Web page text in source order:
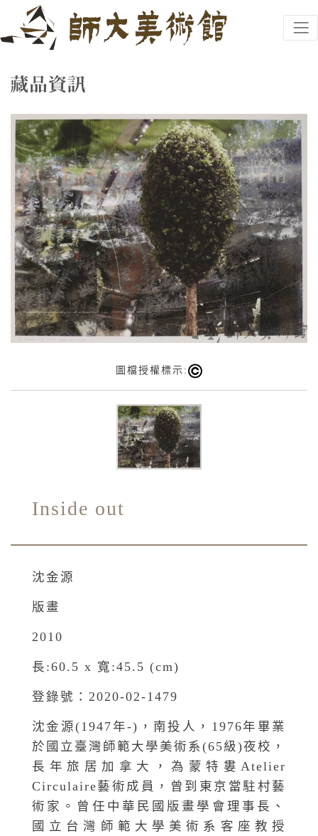
跳到主要內容
國立臺灣師範大學美術館
網頁導覽
:::
圖檔授權標示:
Inside out
沈金源
版畫
2010
長:60.5 x 寬:45.5 (cm)
登錄號：2020-02-1479
沈金源(1947年-)，南投人，1976年畢業
於國立臺灣師範大學美術系(65級)夜校，
長年旅居加拿大，為蒙特婁Atelier
Circulaire藝術成員，曾到東京當駐村藝
術家。曾任中華民國版畫學會理事長、
國立台灣師範大學美術系客座教授